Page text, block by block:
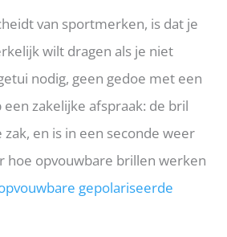
van sportmerken, is dat je
wilt dragen als je niet
nodig, geen gedoe met een
zakelijke afspraak: de bril
zak, en is in een seconde weer
hoe opvouwbare brillen werken
gepolariseerde